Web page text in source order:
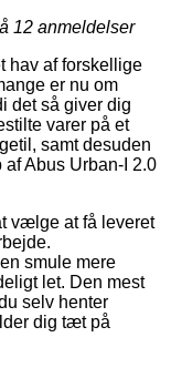
12 anmeldelser
hav af forskellige
er nu om
det så giver dig
varer på et
samt desuden
Abus Urban-I 2.0
vælge at få leveret
smule mere
let. Den mest
selv henter
dig tæt på